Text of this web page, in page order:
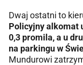
Dwaj ostatni to
Policyjny alkomat
0,3 promila, a u
na parkingu w
Mundurowi